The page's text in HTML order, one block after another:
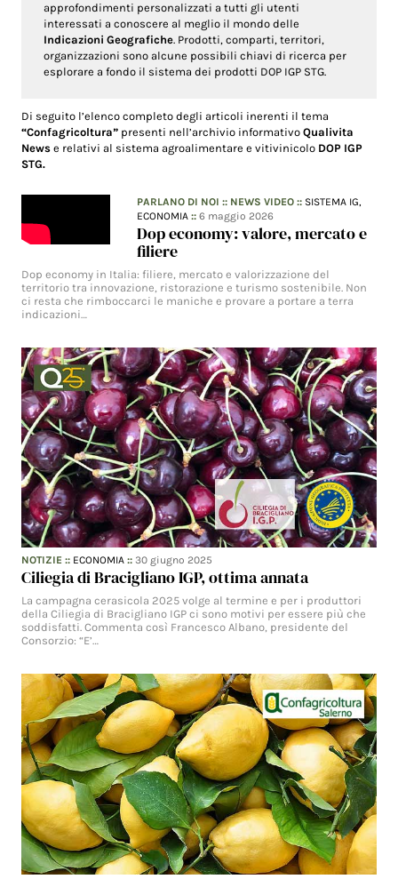
approfondimenti personalizzati a tutti gli utenti
interessati a conoscere al meglio il mondo delle
Indicazioni Geografiche. Prodotti, comparti, territori,
organizzazioni sono alcune possibili chiavi di ricerca per
esplorare a fondo il sistema dei prodotti DOP IGP STG.
Di seguito l’elenco completo degli articoli inerenti il tema
“Confagricoltura” presenti nell’archivio informativoQualivita
News e relativi al sistema agroalimentare e vitivinicolo DOP IGP
STG.
PARLANO DI NOI :: NEWS VIDEO :: SISTEMA IG,
ECONOMIA ::6 maggio 2026
Dop economy: valore, mercato e
filiere
Dop economy in Italia: filiere, mercato e valorizzazione del
territorio tra innovazione, ristorazione e turismo sostenibile. Non
ci resta che rimboccarci le maniche e provare a portare a terra
indicazioni…
NOTIZIE :: ECONOMIA ::30 giugno 2025
Ciliegia di Bracigliano IGP, ottima annata
La campagna cerasicola 2025 volge al termine e per i produttori
della Ciliegia di Bracigliano IGP ci sono motivi per essere più che
soddisfatti. Commenta così Francesco Albano, presidente del
Consorzio: “E’…